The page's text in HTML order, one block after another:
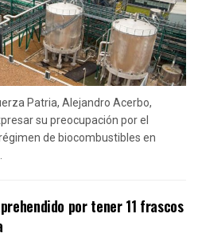
Patria, Alejandro Acerbo,
su preocupación por el
de biocombustibles en
por tener 11 frascos